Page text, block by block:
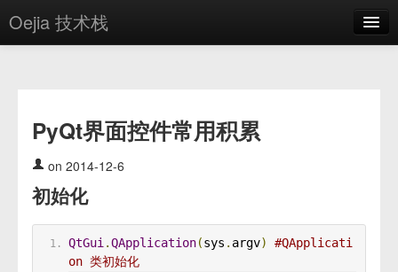
Oejia 技术栈
方案
OE学院
分享
PyQt界面控件常用积累
on 2014-12-6
初始化
QtGui .QApplication(sys . argv)
#QApplicati
on 类初始化